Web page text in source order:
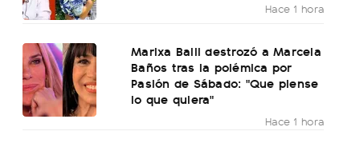
Hace 1 hora
Marixa Balli destrozó a Marcela
Baños tras la polémica por
Pasión de Sábado: "Que piense
lo que quiera"
Hace 1 hora